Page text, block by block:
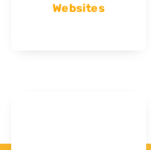
Websites